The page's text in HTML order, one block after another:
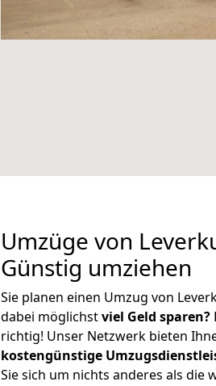
Umzüge von
Günstig umziehen
Sie planen einen Umzug von
dabei möglichstviel Geld sparen?
richtig! Unser Netzwerk bieten
kostengünstige
Sie sich um nichts anderes als die